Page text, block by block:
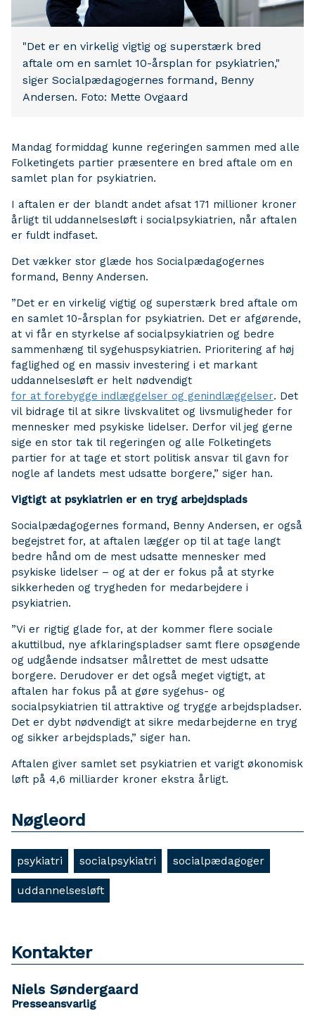
"Det er en virkelig vigtig og superstærk bred
aftale om en samlet 10-årsplan for psykiatrien,"
siger Socialpædagogernes formand, Benny
Andersen. Foto: Mette Ovgaard
Mandag formiddag kunne regeringen sammen med alle
Folketingets partier præsentere en bred aftale om en
samlet plan for psykiatrien.
I aftalen er der blandt andet afsat 171 millioner kroner
årligt til uddannelsesløft i socialpsykiatrien, når aftalen
er fuldt indfaset.
Det vækker stor glæde hos Socialpædagogernes
formand, Benny Andersen.
”Det er en virkelig vigtig og superstærk bred aftale om
en samlet 10-årsplan for psykiatrien. Det er afgørende,
at vi får en styrkelse af socialpsykiatrien og bedre
sammenhæng til sygehuspsykiatrien. Prioritering af høj
faglighed og en massiv investering i et markant
uddannelsesløft er helt nødvendigt
for at forebygge indlæggelser og genindlæggelser. Det
vil bidrage til at sikre livskvalitet og livsmuligheder for
mennesker med psykiske lidelser. Derfor vil jeg gerne
sige en stor tak til regeringen og alle Folketingets
partier for at tage et stort politisk ansvar til gavn for
nogle af landets mest udsatte borgere,” siger han.
Vigtigt at psykiatrien er en tryg arbejdsplads
Socialpædagogernes formand, Benny Andersen, er også
begejstret for, at aftalen lægger op til at tage langt
bedre hånd om de mest udsatte mennesker med
psykiske lidelser – og at der er fokus på at styrke
sikkerheden og trygheden for medarbejdere i
psykiatrien.
”Vi er rigtig glade for, at der kommer flere sociale
akuttilbud, nye afklaringspladser samt flere opsøgende
og udgående indsatser målrettet de mest udsatte
borgere. Derudover er det også meget vigtigt, at
aftalen har fokus på at gøre sygehus- og
socialpsykiatrien til attraktive og trygge arbejdspladser.
Det er dybt nødvendigt at sikre medarbejderne en tryg
og sikker arbejdsplads,” siger han.
Aftalen giver samlet set psykiatrien et varigt økonomisk
løft på 4,6 milliarder kroner ekstra årligt.
Nøgleord
psykiatri socialpsykiatri socialpædagoger
uddannelsesløft
Kontakter
Niels Søndergaard
Presseansvarlig